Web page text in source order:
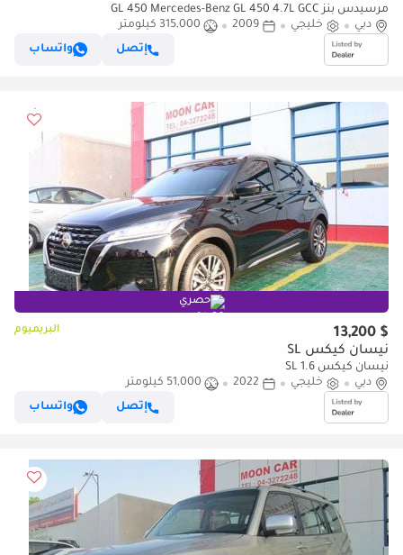
مرسيدس بنز GL 450 Mercedes-Benz GL 450 4.7L GCC
دبي
خليجي 2009
315,000 كيلومتر
إتصل
واتساب
حصري
$ 13,200 البريميوم
نيسان كيكس SL
نيسان كيكس SL 1.6
دبي
خليجي 2022
51,000 كيلومتر
إتصل
واتساب